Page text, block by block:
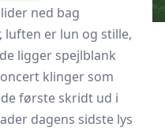
ned bag
er lun og stille,
ligger spejlblank
klinger som
første skridt ud i
dagens sidste lys